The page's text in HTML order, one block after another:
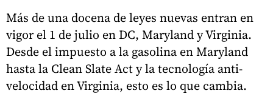
Más de una docena de leyes nuevas entran en
vigor el 1 de julio en DC, Maryland y Virginia.
Desde el impuesto a la gasolina en Maryland
hasta la Clean Slate Act y la tecnología anti-
velocidad en Virginia, esto es lo que cambia.